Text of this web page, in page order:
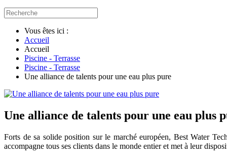
Vous êtes ici :
Accueil
Accueil
Piscine - Terrasse
Piscine - Terrasse
Une alliance de talents pour une eau plus pure
Une alliance de talents pour une eau plus
Forts de sa solide position sur le marché européen, Best Water
accompagne tous ses clients dans le monde entier et met à leur